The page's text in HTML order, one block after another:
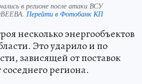
в регионе после атаки ВСУ
Перейти в Фотобанк КП
несколько энергообъектов
Это ударило и по
зависящей от поставок
соседнего региона.